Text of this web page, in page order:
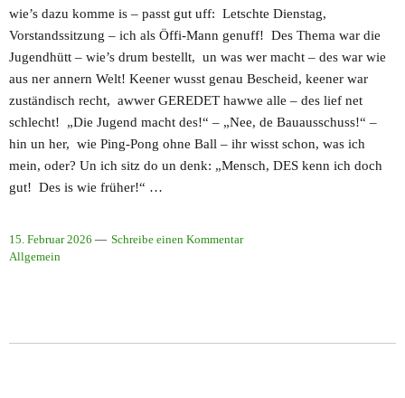
wie’s dazu komme is – passt gut uff: Letschte Dienstag,
Vorstandssitzung – ich als Öffi-Mann genuff! Des Thema war die
Jugendhütt – wie’s drum bestellt, un was wer macht – des war wie
aus ner annern Welt! Keener wusst genau Bescheid, keener war
zuständisch recht, awwer GEREDET hawwe alle – des lief net
schlecht! „Die Jugend macht des!“ – „Nee, de Bauausschuss!“ –
hin un her, wie Ping-Pong ohne Ball – ihr wisst schon, was ich
mein, oder? Un ich sitz do un denk: „Mensch, DES kenn ich doch
gut! Des is wie früher!“ …
15. Februar 2026
Schreibe einen Kommentar
Allgemein